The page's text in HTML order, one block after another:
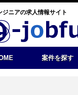
ジニアの求人情報サイト
案件を探す